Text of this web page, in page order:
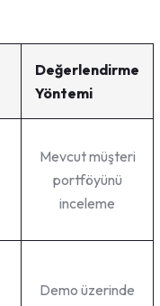
Değerlendirme
Yöntemi
Mevcut müşteri
portföyünü
inceleme
Demo üzerinde